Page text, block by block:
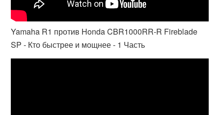
Yamaha R1 против Honda CBR1000RR-R Fireblade
SP - Кто быстрее и мощнее - 1 Часть